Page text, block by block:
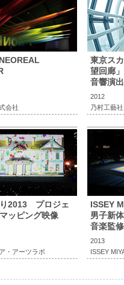
会社
東京ス
望回廊」
音響演
2012
乃村工藝社
2013 プロジェ
ッピング映像
・アーツラボ
ISSEY
男子新体
音楽監
2013
ISSEY